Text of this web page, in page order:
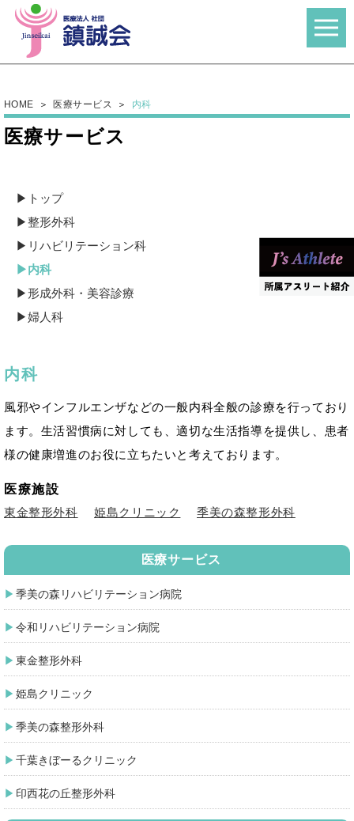
HOME 医療サービス 内科
医療サービス
トップ
整形外科
リハビリテーション科
内科
形成外科・美容診療
婦人科
内科
風邪やインフルエンザなどの一般内科全般の診療を行っており
ます。生活習慣病に対しても、適切な生活指導を提供し、患者
様の健康増進のお役に立ちたいと考えております。
医療施設
東金整形外科
姫島クリニック 季美の森整形外科
医療サービス
季美の森リハビリテーション病院
令和リハビリテーション病院
東金整形外科
姫島クリニック
季美の森整形外科
千葉きぼーるクリニック
印西花の丘整形外科